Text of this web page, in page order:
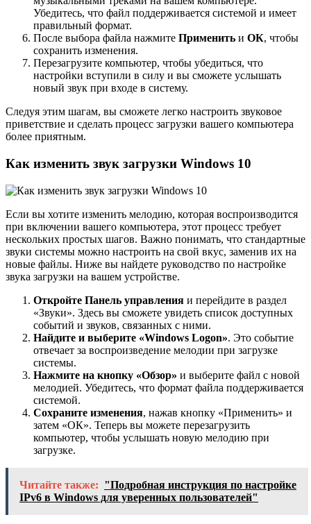
Убедитесь, что файл поддерживается системой и имеет
правильный формат.
После выбора файла нажмите Применить и ОК, чтобы
сохранить изменения.
Перезагрузите компьютер, чтобы убедиться, что
настройки вступили в силу и вы сможете услышать
новый звук при входе в систему.
Следуя этим шагам, вы сможете легко настроить звуковое
приветствие и сделать процесс загрузки вашего компьютера
более приятным.
Как изменить звук загрузки Windows 10
Если вы хотите изменить мелодию, которая воспроизводится
при включении вашего компьютера, этот процесс требует
нескольких простых шагов. Важно понимать, что стандартные
звуки системы можно настроить на свой вкус, заменив их на
новые файлы. Ниже вы найдете руководство по настройке
звука загрузки на вашем устройстве.
Откройте Панель управления и перейдите в раздел
«Звуки». Здесь вы сможете увидеть список доступных
событий и звуков, связанных с ними.
Найдите и выберите «Windows Logon». Это событие
отвечает за воспроизведение мелодии при загрузке
системы.
Нажмите на кнопку «Обзор» и выберите файл с новой
мелодией. Убедитесь, что формат файла поддерживается
системой.
Сохраните изменения, нажав кнопку «Применить» и
затем «ОК». Теперь вы можете перезагрузить
компьютер, чтобы услышать новую мелодию при
загрузке.
Читайте также: "Подробная инструкция по настройке
IPv6 в Windows для уверенных пользователей"